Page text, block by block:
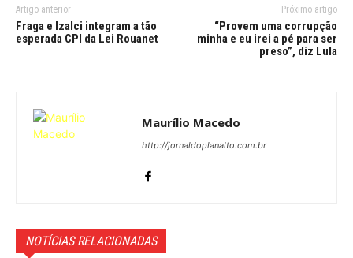
Artigo anterior
Fraga e Izalci integram a tão
esperada CPI da Lei Rouanet
Próximo artigo
“Provem uma corrupção
minha e eu irei a pé para ser
preso”, diz Lula
Maurílio Macedo
http://jornaldoplanalto.com.br
NOTÍCIAS RELACIONADAS